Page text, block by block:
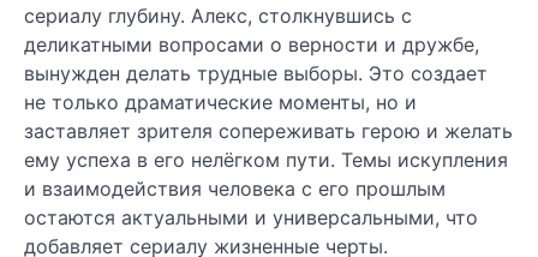
сериалу глубину. Алекс, столкнувшись с
деликатными вопросами о верности и дружбе,
вынужден делать трудные выборы. Это создает
не только драматические моменты, но и
заставляет зрителя сопереживать герою и желать
ему успеха в его нелёгком пути. Темы искупления
и взаимодействия человека с его прошлым
остаются актуальными и универсальными, что
добавляет сериалу жизненные черты.